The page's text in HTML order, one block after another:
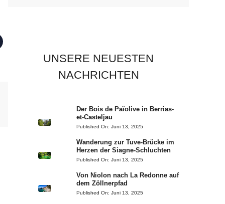
UNSERE NEUESTEN
NACHRICHTEN
Der Bois de Païolive in Berrias-
et-Casteljau
Published On: Juni 13, 2025
Wanderung zur Tuve-Brücke im
Herzen der Siagne-Schluchten
Published On: Juni 13, 2025
Von Niolon nach La Redonne auf
dem Zöllnerpfad
Published On: Juni 13, 2025